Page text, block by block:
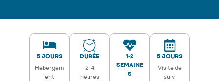
5 JOURS
Hébergem
ent
DURÉE
2-4
heures
1-2
SEMAINE
S
5 JOURS
Visite de
suivi